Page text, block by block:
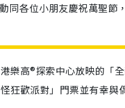
同各位小朋友慶祝萬聖節
樂高®探索中心放映的「
狂歡派對」門票並有幸